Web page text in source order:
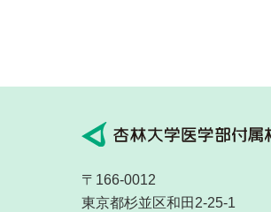
〒166-0012
東京都杉並区和田2-25-1